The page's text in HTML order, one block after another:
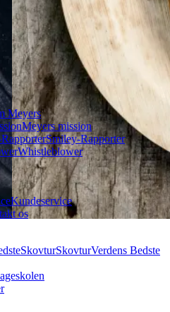
Forårsmad
Sommermad
Dansk mad
Meyers
Meyers mission
Smiley-Rapporter
Whistleblower
Kundeservice
os
SkovturSkovturVerdens Bedste